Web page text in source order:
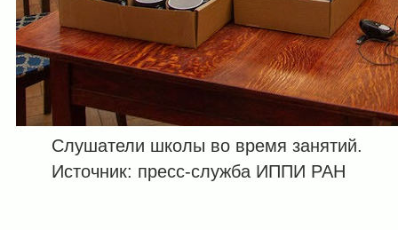
Слушатели школы во время занятий.
Источник: пресс-служба ИППИ РАН